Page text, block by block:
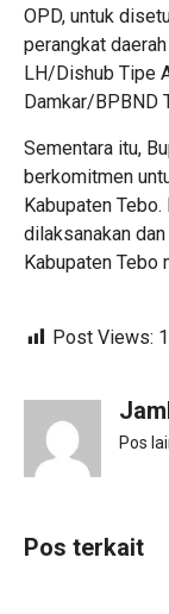
OPD, untuk
perangkat
LH/Dishub Tipe
Damkar/BPBND
Sementara itu,
berkomitmen
Kabupaten
dilaksanakan
Kabupaten Tebo
Post Views:
Pos
Pos terkait